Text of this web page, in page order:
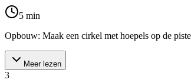
5 min
Opbouw: Maak een cirkel met hoepels op de
Meer lezen
3